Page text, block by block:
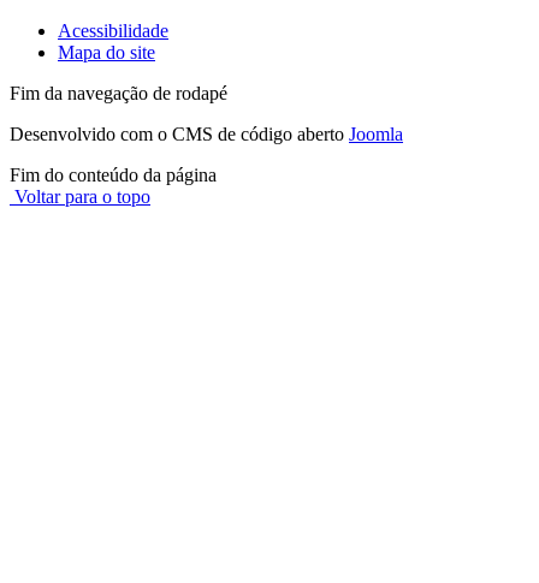
Acessibilidade
Mapa do site
Fim da navegação de rodapé
Desenvolvido com o CMS de código aberto Joomla
Fim do conteúdo da página
Voltar para o topo